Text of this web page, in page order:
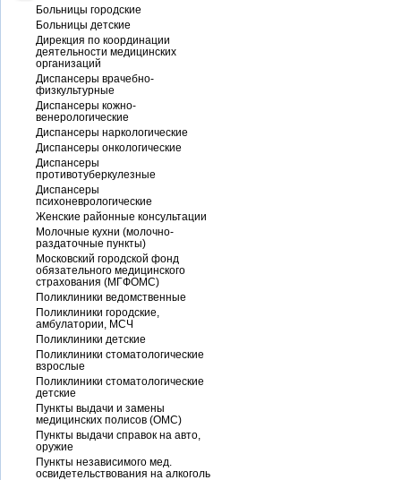
Больницы городские
Больницы детские
Дирекция по координации
деятельности медицинских
организаций
Диспансеры врачебно-
физкультурные
Диспансеры кожно-
венерологические
Диспансеры наркологические
Диспансеры онкологические
Диспансеры
противотуберкулезные
Диспансеры
психоневрологические
Женские районные консультации
Молочные кухни (молочно-
раздаточные пункты)
Московский городской фонд
обязательного медицинского
страхования (МГФОМС)
Поликлиники ведомственные
Поликлиники городские,
амбулатории, МСЧ
Поликлиники детские
Поликлиники стоматологические
взрослые
Поликлиники стоматологические
детские
Пункты выдачи и замены
медицинских полисов (ОМС)
Пункты выдачи справок на авто,
оружие
Пункты независимого мед.
освидетельствования на алкоголь